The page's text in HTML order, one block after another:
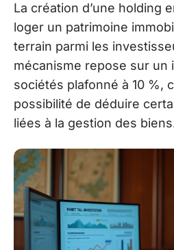
La création d’une holding
loger un patrimoine
terrain parmi les
mécanisme repose sur un
sociétés plafonné à 10 %,
possibilité de déduire
liées à la gestion des